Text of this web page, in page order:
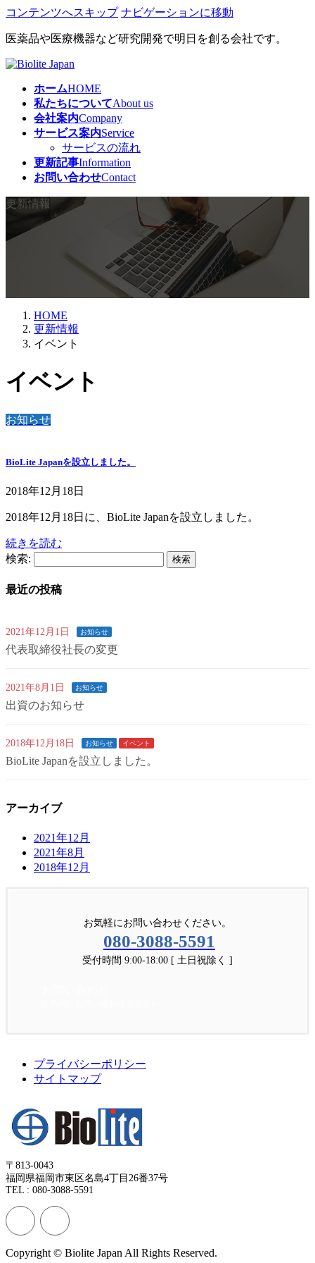
コンテンツへスキップ ナビゲーションに移動
医薬品や医療機器など研究開発で明日を創る会社です。
ホームHOME
私たちについてAbout us
会社案内Company
サービス案内Service
サービスの流れ
更新記事Information
お問い合わせContact
更新情報
HOME
更新情報
イベント
イベント
お知らせ
BioLite Japanを設立しました。
2018年12月18日
2018年12月18日に、BioLite Japanを設立しました。
続きを読む
検索:
最近の投稿
2021年12月1日 お知らせ
代表取締役社長の変更
2021年8月1日 お知らせ
出資のお知らせ
2018年12月18日 お知らせ イベント
BioLite Japanを設立しました。
アーカイブ
2021年12月
2021年8月
2018年12月
お気軽にお問い合わせください。
080-3088-5591
受付時間 9:00-18:00 [ 土日祝除く ]
プライバシーポリシー
サイトマップ
〒813-0043
福岡県福岡市東区名島4丁目26番37号
TEL : 080-3088-5591
Copyright © Biolite Japan All Rights Reserved.